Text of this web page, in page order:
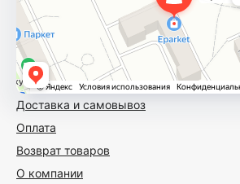
Доставка и самовывоз
Оплата
Возврат товаров
О компании